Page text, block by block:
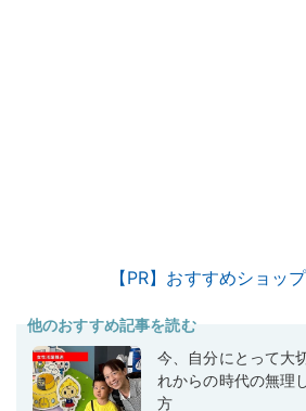
【PR】おすすめショッ
他のおすすめ記事を読む
今、自分にとって大
れからの時代の無理
方